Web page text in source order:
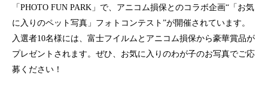
「PHOTO FUN PARK」で、アニコム損保とのコラボ企画“「お気
に入りのペット写真」フォトコンテスト”が開催されています。
入選者10名様には、富士フイルムとアニコム損保から豪華賞品が
プレゼントされます。ぜひ、お気に入りのわが子のお写真でご応
募ください！